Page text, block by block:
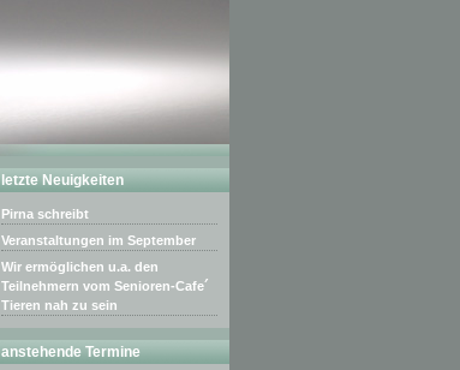
letzte Neuigkeiten
Pirna schreibt
Veranstaltungen im September
Wir ermöglichen u.a. den
Teilnehmern vom Senioren-Cafe´
Tieren nah zu sein
anstehende Termine